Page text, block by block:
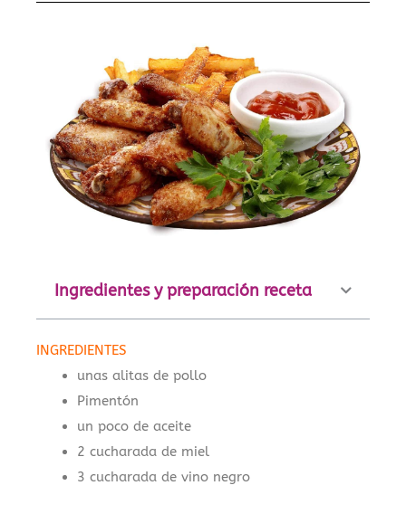
Ingredientes y preparación receta
INGREDIENTES
unas alitas de pollo
Pimentón
un poco de aceite
2 cucharada de miel
3 cucharada de vino negro